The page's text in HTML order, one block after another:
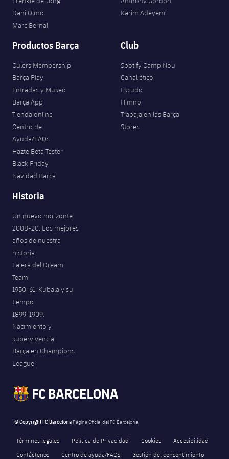
Jugadores
Resultados
Clasificaciones
Fotos
Noticias
Voleibol femenino
Apúntate a las amateurs
plusicon
más
Apúntate a las amateurs
Carnet de las Secciones Amateurs
PLUSICON
MÁS
League of Legends
VALORANT Rising
VALORANT Game Changers
eFootball
Dani Olmo
Marc Bernal
Karim Adeyemi
Productos Barça
Culers Membership
Barça Play
Entradas y Museo
Barça App
Tienda online
Centro de
Ayuda/FAQs
Hazte Beta Tester
Black Friday
Navidad Barça
Club
Spotify Camp Nou
Canal ético
Escudo
Himno
Trabaja en las Barça
Stores
Historia
Un nuevo horizonte
2008-20. Los mejores
años de nuestra
historia
La era del Dream
Team
1950-61. Kubala y su
tiempo
1899-1909.
Nacimiento y
supervivencia
Barça en Champions
League
© Copyright FC Barcelona Página Oficial del FC Barcelona
Términos legales Política de Privacidad Cookies
Accesibilidad
Contáctenos
Centro de ayuda/FAQs Gestión del consentimiento